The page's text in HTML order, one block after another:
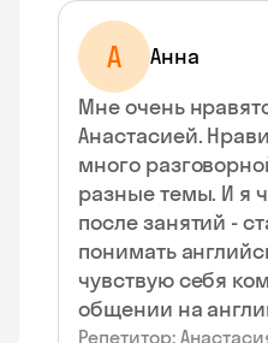
А Анна
Мне очень
Анастасией.
много
разные темы. И я
после занятий -
понимать
чувствую себя
общении на
Репетитор: